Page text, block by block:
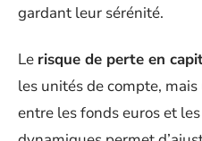
gardant leur sérénité.
Le risque de perte en
les unités de compte,
entre les fonds euros et